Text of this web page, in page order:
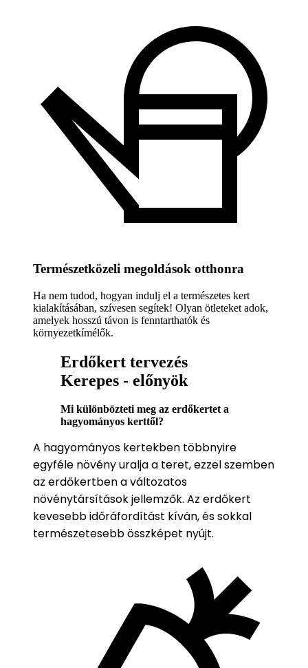
Természetközeli megoldások otthonra
Ha nem tudod, hogyan indulj el a természetes kert
kialakításában, szívesen segítek! Olyan ötleteket adok,
amelyek hosszú távon is fenntarthatók és
környezetkímélők.
Erdőkert tervezés
Kerepes - előnyök
Mi különbözteti meg az erdőkertet a
hagyományos kerttől?
A hagyományos kertekben többnyire
egyféle növény uralja a teret, ezzel szemben
az erdőkertben a változatos
növénytársítások jellemzők. Az erdőkert
kevesebb időráfordítást kíván, és sokkal
természetesebb összképet nyújt.